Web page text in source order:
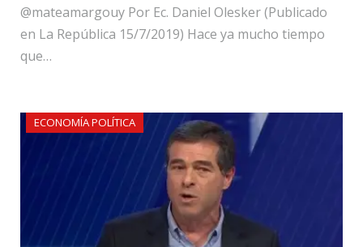
@mateamargouy Por Ec. Daniel Olesker (Publicado
en La República 15/7/2019) Hace ya mucho tiempo
que…
ECONOMÍA POLÍTICA